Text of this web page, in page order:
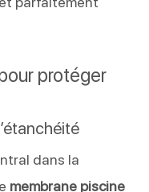
protéger
dans la
membrane piscine